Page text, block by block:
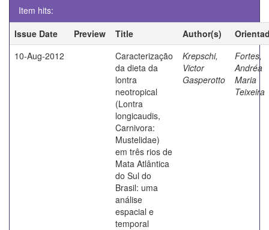
Item hits:
Issue Date
Preview Title Author(s)
10-Aug-2012
Caracterização
da dieta da
lontra
neotropical
(Lontra
longicaudis,
Carnivora:
Mustelidae)
em três rios de
Mata Atlântica
do Sul do
Brasil: uma
análise
espacial e
temporal
Krepschi,
Victor
Gasperotto
Fortes,
Andréa
Maria
Teixeira